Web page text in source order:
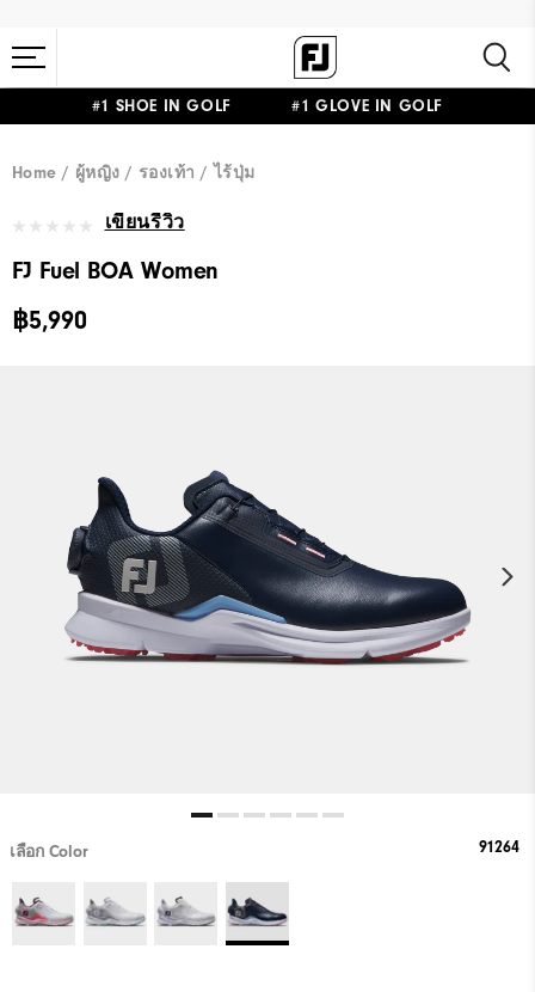
#1 SHOE IN GOLF #1 GLOVE IN GOLF
Home ผู้หญิง รองเท้า ไร้ปุ่ม
เขียนรีวิว
FJ Fuel BOA Women
฿5,990
เลือก Color 91264